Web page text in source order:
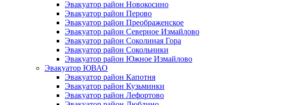
Эвакуатор район Новокосино
Эвакуатор район Перово
Эвакуатор район Преображенское
Эвакуатор район Северное Измайлово
Эвакуатор район Соколиная Гора
Эвакуатор район Сокольники
Эвакуатор район Южное Измайлово
Эвакуатор ЮВАО
Эвакуатор район Капотня
Эвакуатор район Кузьминки
Эвакуатор район Лефортово